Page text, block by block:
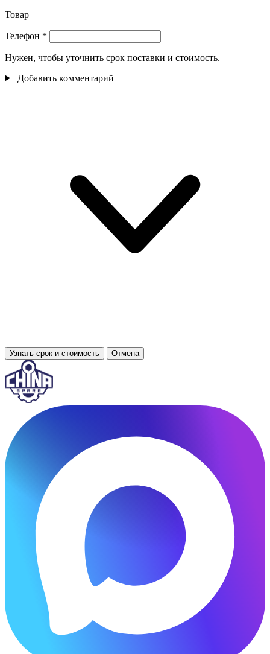
Товар
Телефон *
Нужен, чтобы уточнить срок поставки и стоимость.
Добавить комментарий
Узнать срок и стоимость Отмена